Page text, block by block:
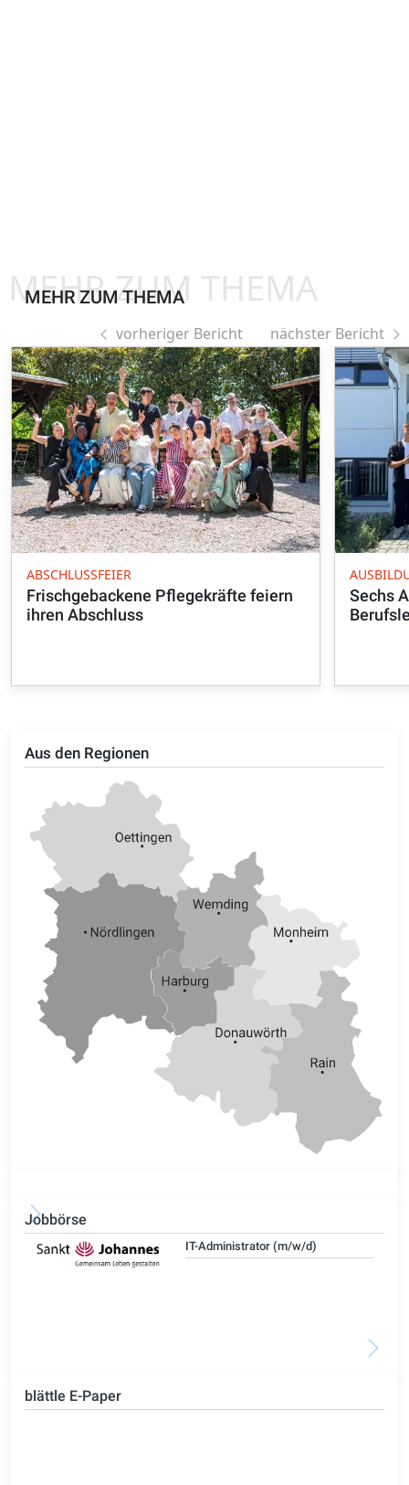
Aus den Regionen
Jobbörse
IT-Administrator (m/w/d)
blättle E-Paper
MEHR ZUM THEMA
MEHR ZUM THEMA
vorheriger Bericht nächster Bericht
ABSCHLUSSFEIER
Frischgebackene Pflegekräfte feiern
ihren Abschluss
Sechs